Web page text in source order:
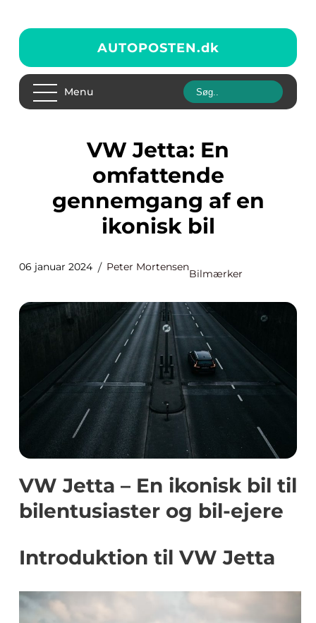
AUTOPOSTEN.dk
Menu
VW Jetta: En
omfattende
gennemgang af en
ikonisk bil
06 januar 2024 Peter Mortensen
Bilmærker
VW Jetta – En ikonisk bil til
bilentusiaster og bil-ejere
Introduktion til VW Jetta